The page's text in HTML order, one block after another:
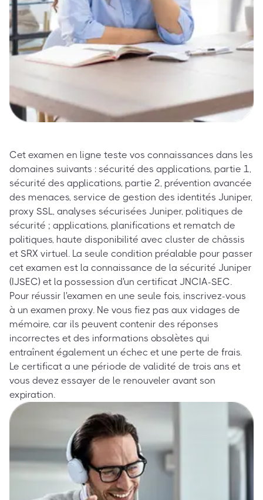
Cet examen en ligne teste vos connaissances dans les
domaines suivants : sécurité des applications, partie 1,
sécurité des applications, partie 2, prévention avancée
des menaces, service de gestion des identités Juniper,
proxy SSL, analyses sécurisées Juniper, politiques de
sécurité ; applications, planifications et rematch de
politiques, haute disponibilité avec cluster de châssis
et SRX virtuel. La seule condition préalable pour passer
cet examen est la connaissance de la sécurité Juniper
(IJSEC) et la possession d'un certificat JNCIA-SEC.
Pour réussir l'examen en une seule fois, inscrivez-vous
à un examen proxy. Ne vous fiez pas aux vidages de
mémoire, car ils peuvent contenir des réponses
incorrectes et des informations obsolètes qui
entraînent également un échec et une perte de frais.
Le certificat a une période de validité de trois ans et
vous devez essayer de le renouveler avant son
expiration.